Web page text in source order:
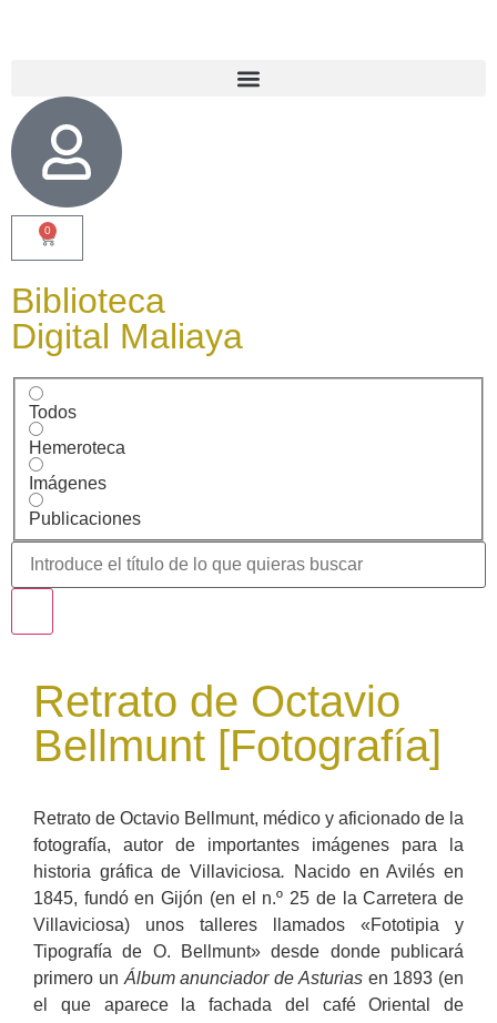
0
Biblioteca
Digital Maliaya
Todos
Hemeroteca
Imágenes
Publicaciones
Retrato de Octavio
Bellmunt [Fotografía]
Retrato de Octavio Bellmunt, médico y aficionado de la
fotografía, autor de importantes imágenes para la
historia gráfica de Villaviciosa. Nacido en Avilés en
1845, fundó en Gijón (en el n.º 25 de la Carretera de
Villaviciosa) unos talleres llamados «Fototipia y
Tipografía de O. Bellmunt» desde donde publicará
primero un Álbum anunciador de Asturiasen 1893 (en
el que aparece la fachada del café Oriental de